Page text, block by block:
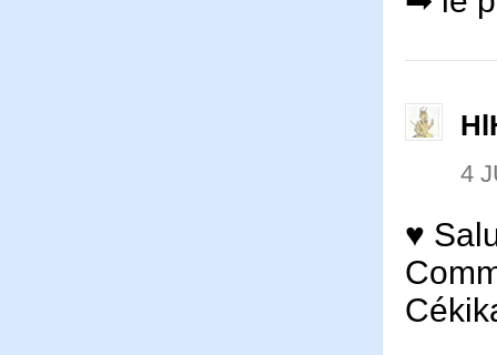
4
♥